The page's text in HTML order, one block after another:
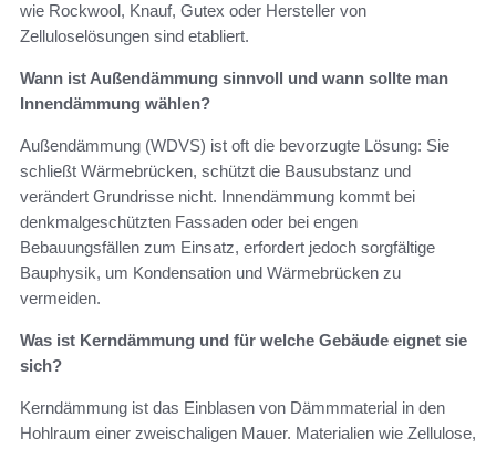
wie Rockwool, Knauf, Gutex oder Hersteller von
Zelluloselösungen sind etabliert.
Wann ist Außendämmung sinnvoll und wann sollte man
Innendämmung wählen?
Außendämmung (WDVS) ist oft die bevorzugte Lösung: Sie
schließt Wärmebrücken, schützt die Bausubstanz und
verändert Grundrisse nicht. Innendämmung kommt bei
denkmalgeschützten Fassaden oder bei engen
Bebauungsfällen zum Einsatz, erfordert jedoch sorgfältige
Bauphysik, um Kondensation und Wärmebrücken zu
vermeiden.
Was ist Kerndämmung und für welche Gebäude eignet sie
sich?
Kerndämmung ist das Einblasen von Dämmmaterial in den
Hohlraum einer zweischaligen Mauer. Materialien wie Zellulose,